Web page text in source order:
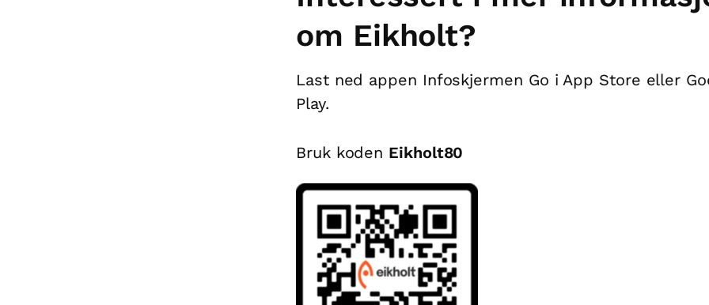
om Eikholt?
Last ned appen Infoskjermen Go i App Store eller
Play.
Bruk koden Eikholt80